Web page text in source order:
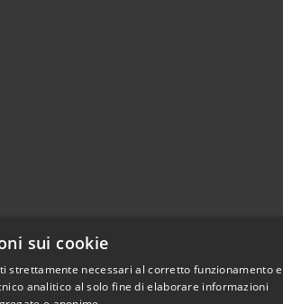
sui cookie
strettamente necessari al corretto funzionamento e
analitico al solo fine di elaborare informazioni